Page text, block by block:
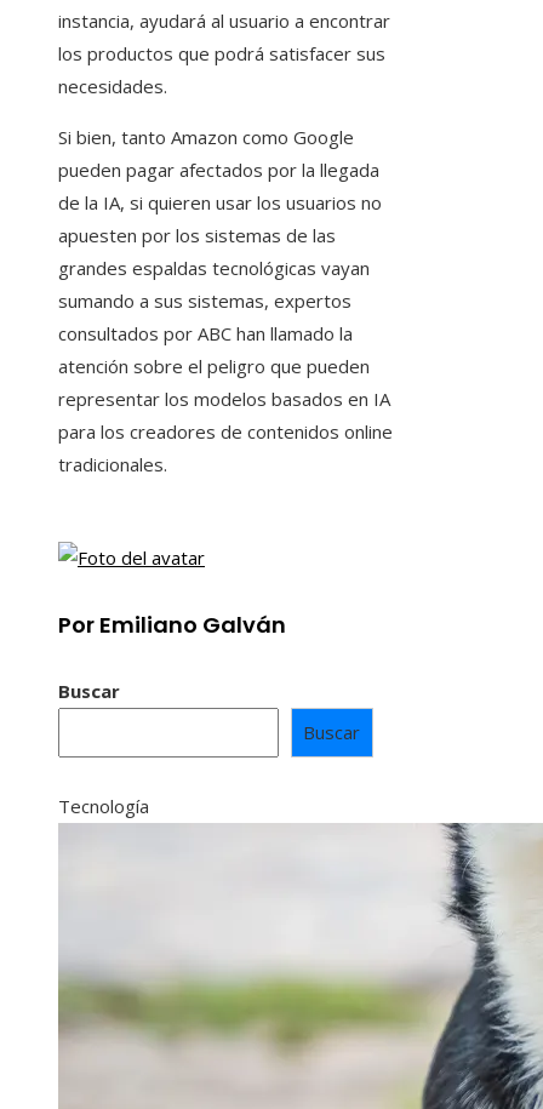
instancia, ayudará al usuario a encontrar
los productos que podrá satisfacer sus
necesidades.
Si bien, tanto Amazon como Google
pueden pagar afectados por la llegada
de la IA, si quieren usar los usuarios no
apuesten por los sistemas de las
grandes espaldas tecnológicas vayan
sumando a sus sistemas, expertos
consultados por ABC han llamado la
atención sobre el peligro que pueden
representar los modelos basados ​​en IA
para los creadores de contenidos online
tradicionales.
Por Emiliano Galván
Buscar
Buscar
Tecnología